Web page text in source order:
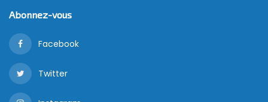
Abonnez-vous
Facebook
Twitter